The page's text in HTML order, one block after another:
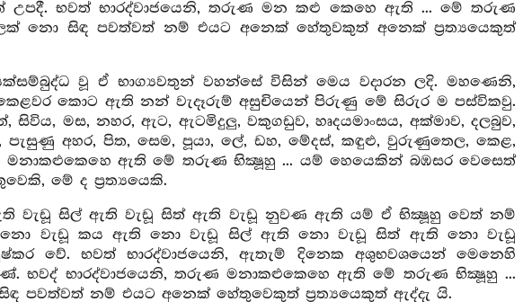
උපදී. භවත් භාරද්වාජයෙනි, තරුණ මන කළු කෙහෙ ඇති ... මේ තරුණ
නො සිඳ පවත්වත් නම් එයට අනෙක් හේතුවකුත් අනෙක් ප්‍රත්‍යයෙකුත්
වූ ඒ භාග්‍යවතුන් වහන්සේ විසින් මෙය වදාරන ලදි. මහණෙනි,
කොට ඇති නන් වැදෑරුම් අසුචියෙන් පිරුණු මේ සිරුර ම පස්විකවු.
මස, නහර, ඇට, ඇටමිදුලු, වකුගඩුව, හෘදයමාංසය, අක්මාව, දලබුව,
අහර, පිත, සෙම, පූයා, ලේ, ඩහ, මේදස්, කඳුළු, වුරුණුතෙල, කෙළ,
මනාකළුකෙහෙ ඇති මේ තරුණ භික්‍ෂූහු ... යම් හෙයෙකින් බඹසර වෙසෙත්
මේ ද ප්‍රත්‍යයෙකි.
ඇති වැඩූ සිල් ඇති වැඩූ සිත් ඇති වැඩූ නුවණ ඇති යම් ඒ භික්‍ෂූහු වෙත් නම්
නො වැඩූ කය ඇති නො වැඩූ සිල් ඇති නො වැඩූ සිත් ඇති නො වැඩූ
වේ. භවත් භාරද්වාජයෙනි, ඇතැම් දිනෙක අශුභවශයෙන් මෙනෙහි
භවද් භාරද්වාජයෙනි, තරුණ මනාකළුකෙහෙ ඇති මේ තරුණ භික්‍ෂූහු ...
පවත්වත් නම් එයට අනෙක් හේතුවෙකුත් ප්‍රත්‍යයෙකුත් ඇද්දැ යි.